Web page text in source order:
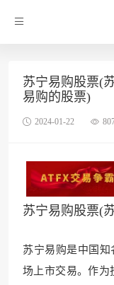
苏宁易购股票(
易购的股票)
2024-01-22
苏宁易购股票(
苏宁易购是中国
场上市交易。作为